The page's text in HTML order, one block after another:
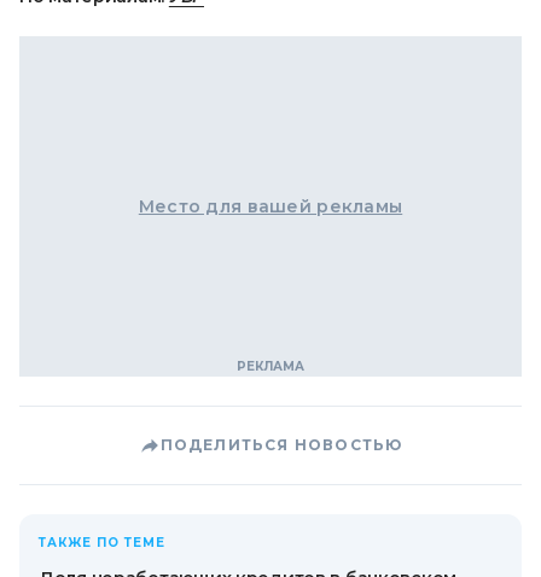
Место для вашей рекламы
ПОДЕЛИТЬСЯ НОВОСТЬЮ
ТАКЖЕ ПО ТЕМЕ